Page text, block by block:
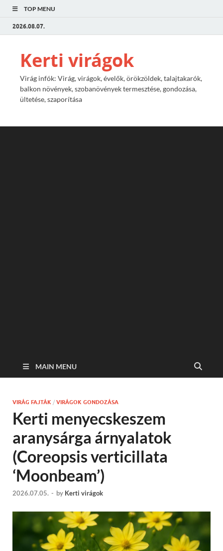
TOP MENU
2026.08.07.
Kerti virágok
Virág infók: Virág, virágok, évelők, örökzöldek, talajtakarók,
balkon növények, szobanövények termesztése, gondozása,
ültetése, szaporítása
MAIN MENU
VIRÁG FAJTÁK / VIRÁGOK GONDOZÁSA
Kerti menyecskeszem
aranysárga árnyalatok
(Coreopsis verticillata
‘Moonbeam’)
2026.07.05. - by Kerti virágok